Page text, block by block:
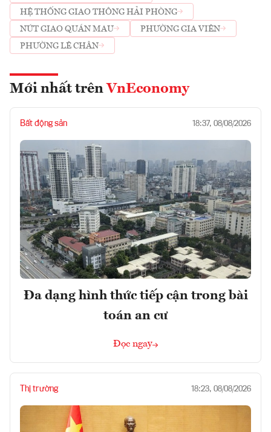
HỆ THỐNG GIAO THÔNG HẢI PHÒNG
NÚT GIAO QUÁN MAU
PHƯỜNG GIA VIÊN
PHƯỜNG LÊ CHÂN
Mới nhất trên VnEconomy
Bất động sản 18:37, 08/08/2026
Đa dạng hình thức tiếp cận trong bài
toán an cư
Đọc ngay
Thị trường 18:23, 08/08/2026